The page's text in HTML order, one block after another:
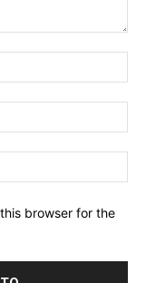
browser for the